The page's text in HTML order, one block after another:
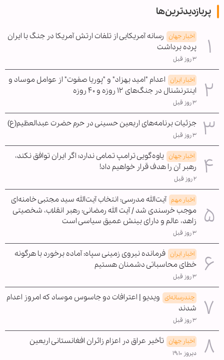
پربازدیدترین‌ها
اخبار جهان رسانه آمریکایی از تلفات ارتش آمریکا در جنگ با ایران
پرده برداشت
۳ روز قبل
اخبار ایران اعدام "امید بهزاد" و "پوریا صفوت" از عوامل موساد و
اینترنشنال در جنگ‌های ۱۲ روزه و ۴۰ روزه
۳ روز قبل
جزئیات برنامه‌های اربعین حسینی در حرم حضرت عبدالعظیم(ع)
۳ روز قبل
اخبار جهان یاوه‌گویی ترامپ تمامی ندارد؛ اگر ایران توافق نکند،
رهبر آن را هدف قرار خواهیم داد!
۲ روز قبل
اخبار مهم آیت‌الله مدرسی: انتخاب آیت‌الله سید مجتبی خامنه‌ای
موجب خرسندی شد / آیت الله رمضانی: رهبر انقلاب، شخصیتی
زاهد، عالم و دارای بینش عمیق سیاسی است
۳ روز قبل
اخبار ایران فرمانده نیروی زمینی سپاه: آماده برخورد با هرگونه
خطای محاسباتی دشمنان هستیم
۳ روز قبل
چندرسانه‌ای ویدیو | اعترافات دو جاسوس موساد که امروز اعدام
شدند
۳ روز قبل
اخبار جهان تأخیر عراق در اعزام زائران افغانستانی اربعین
دیروز ۱۹:۱۰